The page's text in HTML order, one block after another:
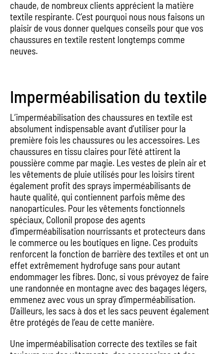
chaude, de nombreux clients apprécient la matière
textile respirante. C’est pourquoi nous nous faisons un
plaisir de vous donner quelques conseils pour que vos
chaussures en textile restent longtemps comme
neuves.
Imperméabilisation du textile
L’imperméabilisation des chaussures en textile est
absolument indispensable avant d’utiliser pour la
première fois les chaussures ou les accessoires. Les
chaussures en tissu claires pour l'été attirent la
poussière comme par magie. Les vestes de plein air et
les vêtements de pluie utilisés pour les loisirs tirent
également profit des sprays imperméabilisants de
haute qualité, qui contiennent parfois même des
nanoparticules. Pour les vêtements fonctionnels
spéciaux, Collonil propose des agents
d'imperméabilisation nourrissants et protecteurs dans
le commerce ou les boutiques en ligne. Ces produits
renforcent la fonction de barrière des textiles et ont un
effet extrêmement hydrofuge sans pour autant
endommager les fibres. Donc, si vous prévoyez de faire
une randonnée en montagne avec des bagages légers,
emmenez avec vous un spray d'imperméabilisation.
D’ailleurs, les sacs à dos et les sacs peuvent également
être protégés de l’eau de cette manière.
Une imperméabilisation correcte des textiles se fait